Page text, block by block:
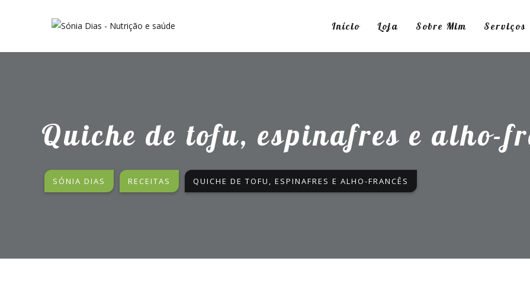
Início Loja Sobre Mim Serviços
Quiche de tofu, espinafres e alho-
SÓNIA DIAS RECEITAS QUICHE DE TOFU, ESPINAFRES E ALHO-FRANCÊS